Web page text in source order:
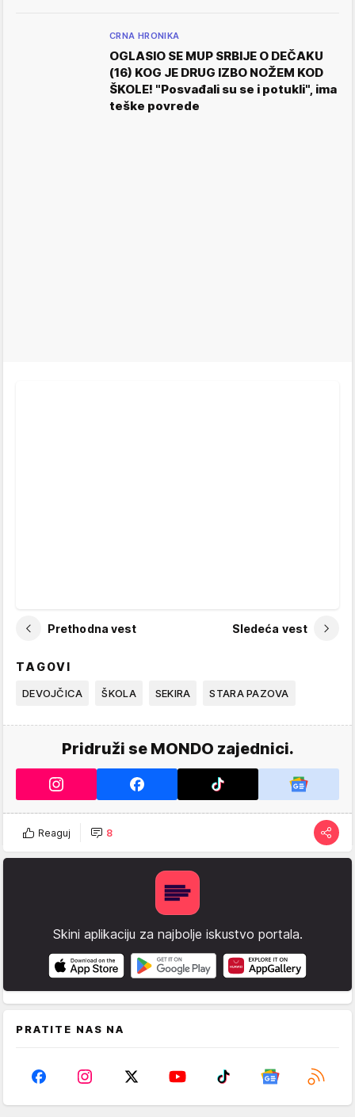
CRNA HRONIKA
OGLASIO SE MUP SRBIJE O DEČAKU
(16) KOG JE DRUG IZBO NOŽEM KOD
ŠKOLE! "Posvađali su se i potukli", ima
teške povrede
Prethodna vest Sledeća vest
TAGOVI
DEVOJČICA ŠKOLA SEKIRA STARA PAZOVA
Pridruži se MONDO zajednici.
Reaguj 8
Skini aplikaciju za najbolje iskustvo portala.
PRATITE NAS NA